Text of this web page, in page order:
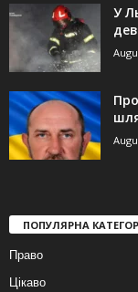
У
ПОПУЛЯРНА
Право
Цікаво